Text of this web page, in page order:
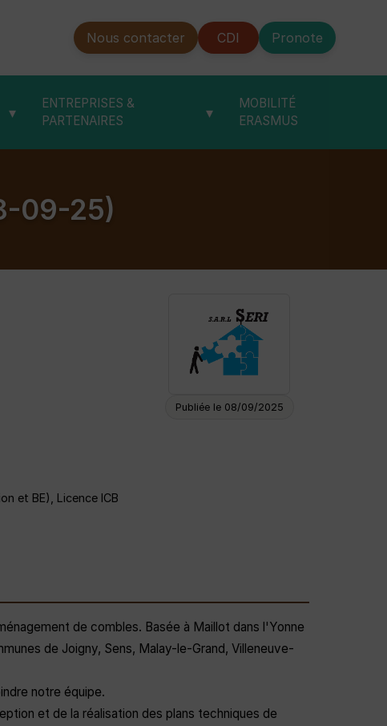
Nous contacter CDI Pronote
▾
ENTREPRISES &
PARTENAIRES
▾
MOBILITÉ
ERASMUS
09-25)
et BE), Licence ICB
Publiée le 08/09/2025
de combles. Basée à Maillot dans l'Yonne
de Joigny, Sens, Malay-le-Grand, Villeneuve-
notre équipe.
et de la réalisation des plans techniques de